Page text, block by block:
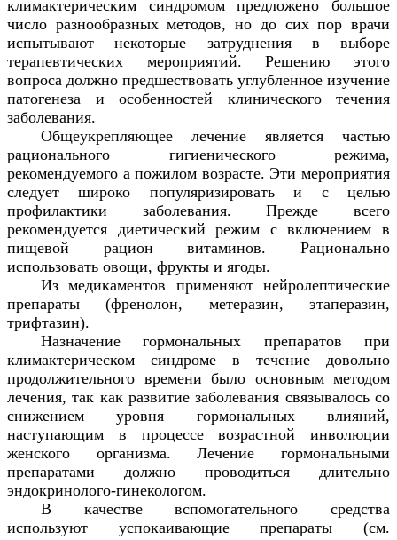
климактерическим синдромом предложено большое
число разнообразных методов, но до сих пор врачи
испытывают некоторые затруднения в выборе
терапевтических мероприятий. Решению этого
вопроса должно предшествовать углубленное изучение
патогенеза и особенностей клинического течения
заболевания.
Общеукрепляющее лечение является частью
рационального гигиенического режима,
рекомендуемого а пожилом возрасте. Эти мероприятия
следует широко популяризировать и с целью
профилактики заболевания. Прежде всего
рекомендуется диетический режим с включением в
пищевой рацион витаминов. Рационально
использовать овощи, фрукты и ягоды.
Из медикаментов применяют нейролептические
препараты (френолон, метеразин, этаперазин,
трифтазин).
Назначение гормональных препаратов при
климактерическом синдроме в течение довольно
продолжительного времени было основным методом
лечения, так как развитие заболевания связывалось со
снижением уровня гормональных влияний,
наступающим в процессе возрастной инволюции
женского организма. Лечение гормональными
препаратами должно проводиться длительно
эндокринолого-гинекологом.
В качестве вспомогательного средства
используют успокаивающие препараты (см.